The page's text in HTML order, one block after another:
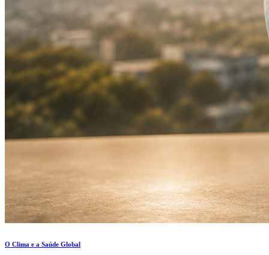
O Clima e a Saúde Global